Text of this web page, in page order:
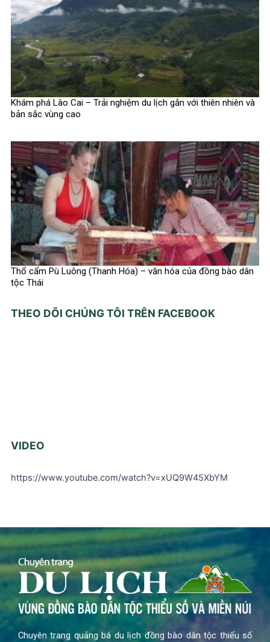
Khám phá Lào Cai – Trải nghiệm du lịch gắn với thiên nhiên và
bản sắc vùng cao
Thổ cẩm Pù Luông (Thanh Hóa) – văn hóa của đồng bào dân
tộc Thái
THEO DÕI CHÚNG TÔI TRÊN FACEBOOK
VIDEO
https://www.youtube.com/watch?v=xUQ9W45XbYM
Chuyên trang quảng bá du lịch đồng bào dân tộc thiểu số